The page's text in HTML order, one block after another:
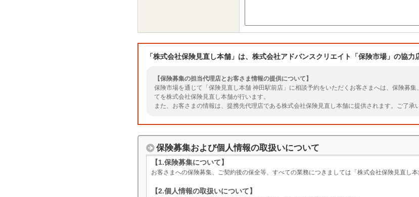
「株式会社保険見直し本舗」は、株式会社アドバンスクリエイト「保険市場」の協力
【保険募集の担当代理店とお客さま情報の提供について】
保険市場を通じて「保険見直し本舗 神田駅前店」に相談予約をいただくお客さまへは、保険募
てを株式会社保険見直し本舗が行います。
また、お客さまの情報は、提携先代理店である株式会社保険見直し本舗に提供されます。ご了承
保険募集および個人情報の取扱いについて
【1.保険募集について】
お客さまへの保険募集、ご契約後の保全等、すべての業務につきましては「株式会社保険見直し本
【2.個人情報の取扱いについて】